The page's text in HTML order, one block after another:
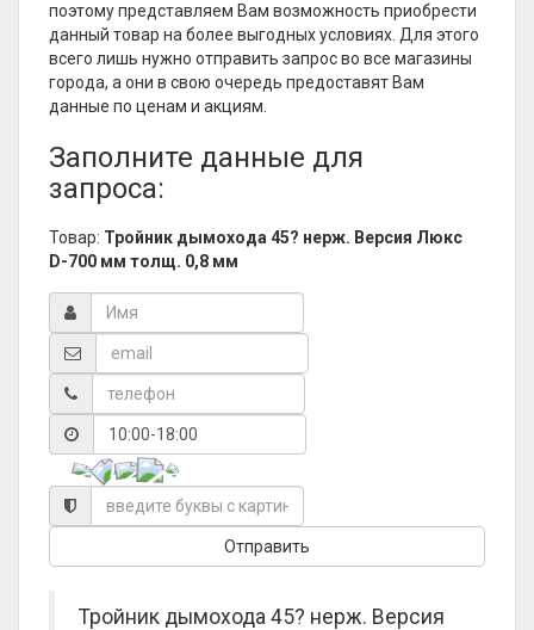
поэтому представляем Вам возможность приобрести
данный товар на более выгодных условиях. Для этого
всего лишь нужно отправить запрос во все магазины
города, а они в свою очередь предоставят Вам
данные по ценам и акциям.
Заполните данные для
запроса:
Товар: Тройник дымохода 45? нерж. Версия Люкс
D-700 мм толщ. 0,8 мм
Тройник дымохода 45? нерж. Версия